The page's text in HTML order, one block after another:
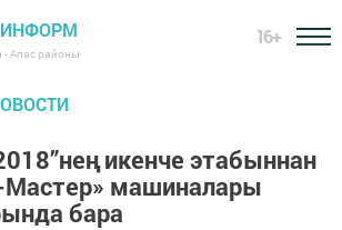
- Апас районы
16+
икенче этабыннан
машиналары
бара